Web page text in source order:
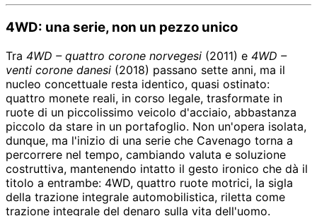
4WD: una serie, non un pezzo unico
Tra 4WD – quattro corone norvegesi (2011) e 4WD –
venti corone danesi (2018) passano sette anni, ma il
nucleo concettuale resta identico, quasi ostinato:
quattro monete reali, in corso legale, trasformate in
ruote di un piccolissimo veicolo d'acciaio, abbastanza
piccolo da stare in un portafoglio. Non un'opera isolata,
dunque, ma l'inizio di una serie che Cavenago torna a
percorrere nel tempo, cambiando valuta e soluzione
costruttiva, mantenendo intatto il gesto ironico che dà il
titolo a entrambe: 4WD, quattro ruote motrici, la sigla
della trazione integrale automobilistica, riletta come
trazione integrale del denaro sulla vita dell'uomo.